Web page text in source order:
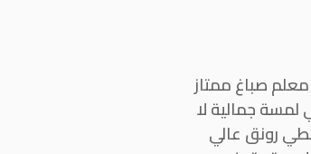
صباغ ممتاز
لمسة جمالية لا
رونق عالي